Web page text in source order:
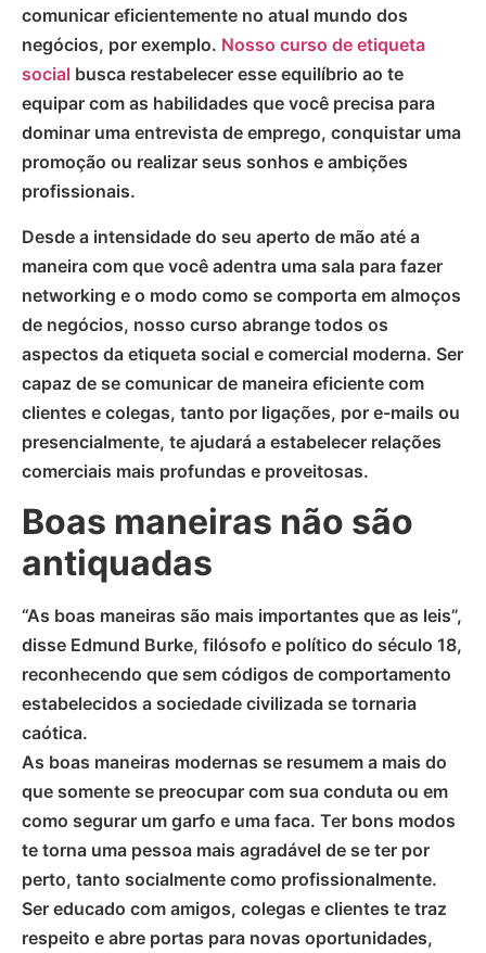
comunicar eficientemente no atual mundo dos
negócios, por exemplo. Nosso curso de etiqueta
social busca restabelecer esse equilíbrio ao te
equipar com as habilidades que você precisa para
dominar uma entrevista de emprego, conquistar uma
promoção ou realizar seus sonhos e ambições
profissionais.
Desde a intensidade do seu aperto de mão até a
maneira com que você adentra uma sala para fazer
networking e o modo como se comporta em almoços
de negócios, nosso curso abrange todos os
aspectos da etiqueta social e comercial moderna. Ser
capaz de se comunicar de maneira eficiente com
clientes e colegas, tanto por ligações, por e-mails ou
presencialmente, te ajudará a estabelecer relações
comerciais mais profundas e proveitosas.
Boas maneiras não são
antiquadas
“As boas maneiras são mais importantes que as leis”,
disse Edmund Burke, filósofo e político do século 18,
reconhecendo que sem códigos de comportamento
estabelecidos a sociedade civilizada se tornaria
caótica.
As boas maneiras modernas se resumem a mais do
que somente se preocupar com sua conduta ou em
como segurar um garfo e uma faca. Ter bons modos
te torna uma pessoa mais agradável de se ter por
perto, tanto socialmente como profissionalmente.
Ser educado com amigos, colegas e clientes te traz
respeito e abre portas para novas oportunidades,